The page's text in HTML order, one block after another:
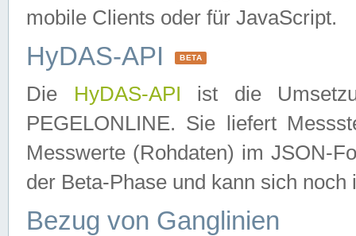
mobile Clients oder für JavaScript.
HyDAS-API BETA
Die HyDAS-API ist die
PEGELONLINE. Sie liefert
Messwerte (Rohdaten) im JSON-
der Beta-Phase und kann sich noch
Bezug von Ganglinien